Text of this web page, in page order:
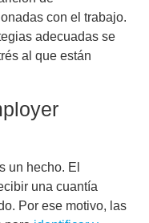
con el trabajo.
adecuadas se
al que están
un hecho. El
una cuantía
Por ese motivo, las